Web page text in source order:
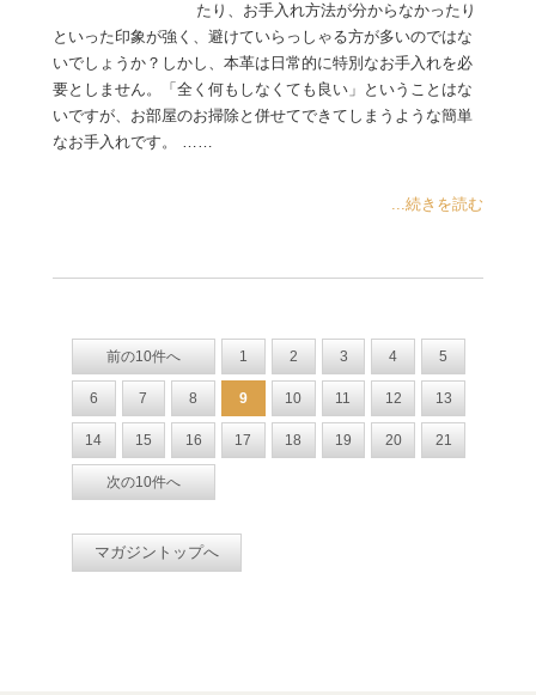
たり、お手入れ方法が分からなかったり
といった印象が強く、避けていらっしゃる方が多いのではな
いでしょうか？しかし、本革は日常的に特別なお手入れを必
要としません。「全く何もしなくても良い」ということはな
いですが、お部屋のお掃除と併せてできてしまうような簡単
なお手入れです。 ……
...続きを読む
前の10件へ 1 2 3 4 5
6 7 8 9 10 11 12 13
14 15 16 17 18 19 20 21
次の10件へ
マガジントップへ